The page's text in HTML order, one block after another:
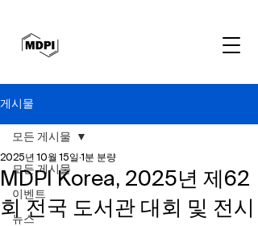
게시물
모든 게시물
이벤트
뉴스
모든 게시물
MDPI Korea, 2025년 제62
회 전국 도서관 대회 및 전시
2025년 10월 15일 1분 분량